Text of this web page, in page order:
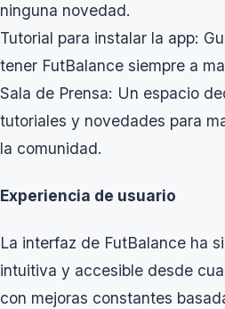
ninguna novedad.
Tutorial para instalar la app:
tener FutBalance siempre a
Sala de Prensa: Un espacio
tutoriales y novedades para
la comunidad.
Experiencia de usuario
La interfaz de FutBalance ha
intuitiva y accesible desde
con mejoras constantes